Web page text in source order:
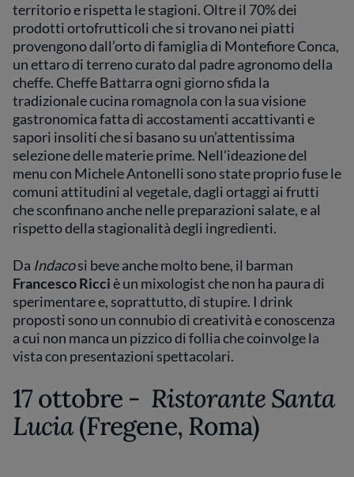
territorio e rispetta le stagioni. Oltre il 70% dei
prodotti ortofrutticoli che si trovano nei piatti
provengono dall’orto di famiglia di Montefiore Conca,
un ettaro di terreno curato dal padre agronomo della
cheffe. Cheffe Battarra ogni giorno sfida la
tradizionale cucina romagnola con la sua visione
gastronomica fatta di accostamenti accattivanti e
sapori insoliti che si basano su un’attentissima
selezione delle materie prime. Nell'ideazione del
menu con Michele Antonelli sono state proprio fuse le
comuni attitudini al vegetale, dagli ortaggi ai frutti
che sconfinano anche nelle preparazioni salate, e al
rispetto della stagionalità degli ingredienti.
Da Indacosi beve anche molto bene, il barman
Francesco Ricciè un mixologist che non ha paura di
sperimentare e, soprattutto, di stupire. I drink
proposti sono un connubio di creatività e conoscenza
a cui non manca un pizzico di follia che coinvolge la
vista con presentazioni spettacolari.
17 ottobre - Ristorante Santa
Lucia(Fregene, Roma)